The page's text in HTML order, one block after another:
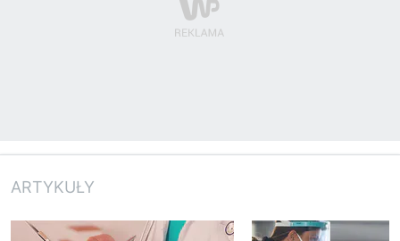
ARTYKUŁY